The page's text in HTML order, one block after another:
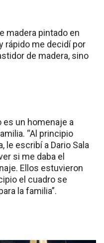
madera pintado en
rápido me decidí por
de madera, sino
es un homenaje a
“Al principio
le escribí a Dario Sala
si me daba el
Ellos estuvieron
el cuadro se
la familia”.